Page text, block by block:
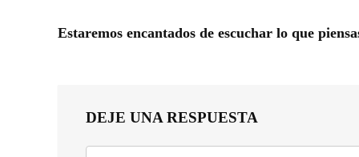
Estaremos encantados de escuchar lo que
DEJE UNA RESPUESTA